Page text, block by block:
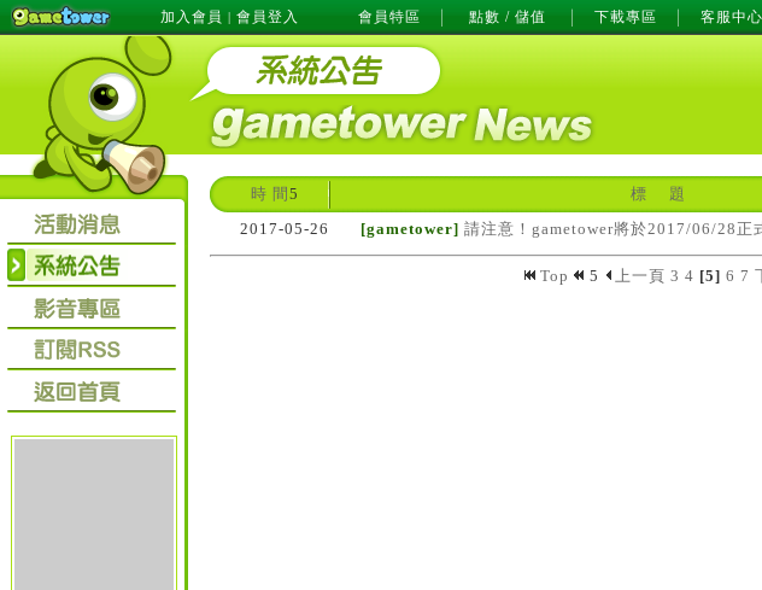
加入會員 | 會員登入 會員特區 點數 / 儲值 下載專區 客服中心
時 間 5
標 題
2017-05-26
[gametower] 請注意！gametower將於2017/06/28正
Top 5 上一頁 3 4 [5] 6 7